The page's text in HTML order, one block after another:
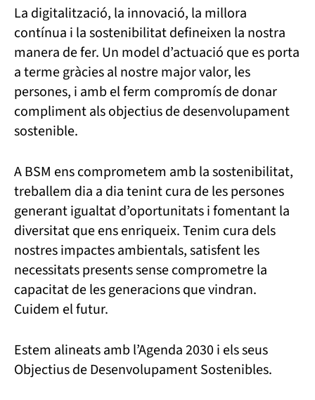
La digitalització, la innovació, la millora
contínua i la sostenibilitat defineixen la nostra
manera de fer. Un model d’actuació que es porta
a terme gràcies al nostre major valor, les
persones, i amb el ferm compromís de donar
compliment als objectius de desenvolupament
sostenible.
A BSM ens comprometem amb la sostenibilitat,
treballem dia a dia tenint cura de les persones
generant igualtat d’oportunitats i fomentant la
diversitat que ens enriqueix. Tenim cura dels
nostres impactes ambientals, satisfent les
necessitats presents sense comprometre la
capacitat de les generacions que vindran.
Cuidem el futur.
Estem alineats amb l’Agenda 2030 i els seus
Objectius de Desenvolupament Sostenibles.